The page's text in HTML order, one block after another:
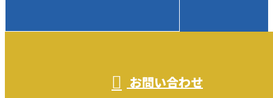
お問い合わせ